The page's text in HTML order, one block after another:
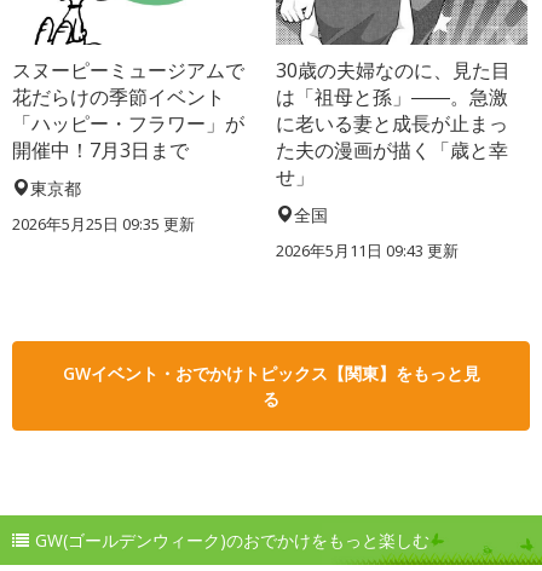
スヌーピーミュージアムで
花だらけの季節イベント
「ハッピー・フラワー」が
開催中！7月3日まで
東京都
2026年5月25日 09:35 更新
30歳の夫婦なのに、見た目
は「祖母と孫」――。急激
に老いる妻と成長が止まっ
た夫の漫画が描く「歳と幸
せ」
全国
2026年5月11日 09:43 更新
GWイベント・おでかけトピックス【関東】をもっと見
る
GW(ゴールデンウィーク)のおでかけをもっと楽しむ